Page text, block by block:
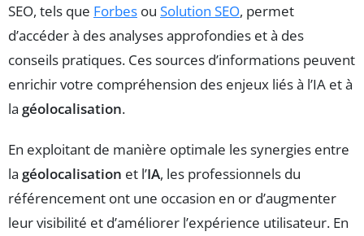
SEO, tels que Forbes ou Solution SEO, permet
d’accéder à des analyses approfondies et à des
conseils pratiques. Ces sources d’informations peuvent
enrichir votre compréhension des enjeux liés à l’IA et à
la géolocalisation.
En exploitant de manière optimale les synergies entre
la géolocalisation et l’IA, les professionnels du
référencement ont une occasion en or d’augmenter
leur visibilité et d’améliorer l’expérience utilisateur. En